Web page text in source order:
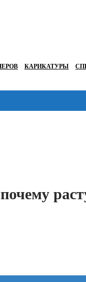
КАРИКАТУРЫ